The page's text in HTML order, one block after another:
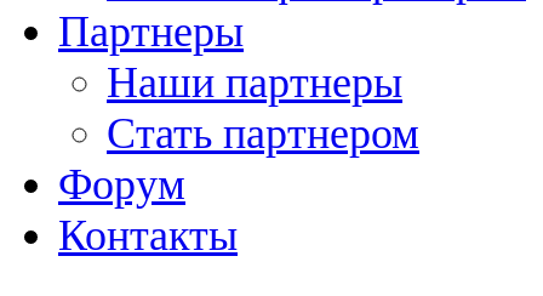
Партнеры
Наши партнеры
Стать партнером
Форум
Контакты